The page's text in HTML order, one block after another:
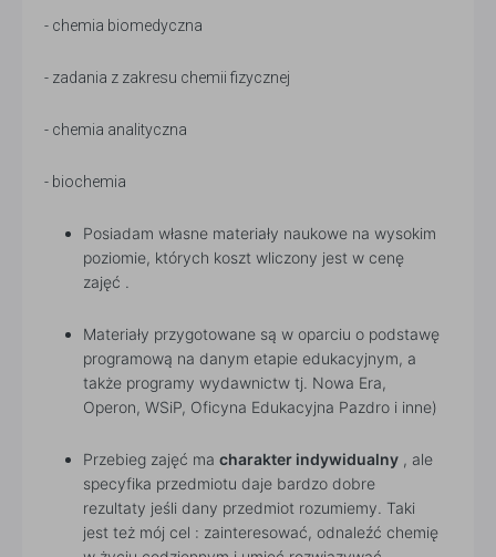
- chemia biomedyczna
- zadania z zakresu chemii fizycznej
- chemia analityczna
- biochemia
Posiadam własne materiały naukowe na wysokim
poziomie, których koszt wliczony jest w cenę
zajęć .
Materiały przygotowane są w oparciu o podstawę
programową na danym etapie edukacyjnym, a
także programy wydawnictw tj. Nowa Era,
Operon, WSiP, Oficyna Edukacyjna Pazdro i inne)
Przebieg zajęć ma charakter indywidualny , ale
specyfika przedmiotu daje bardzo dobre
rezultaty jeśli dany przedmiot rozumiemy. Taki
jest też mój cel : zainteresować, odnaleźć chemię